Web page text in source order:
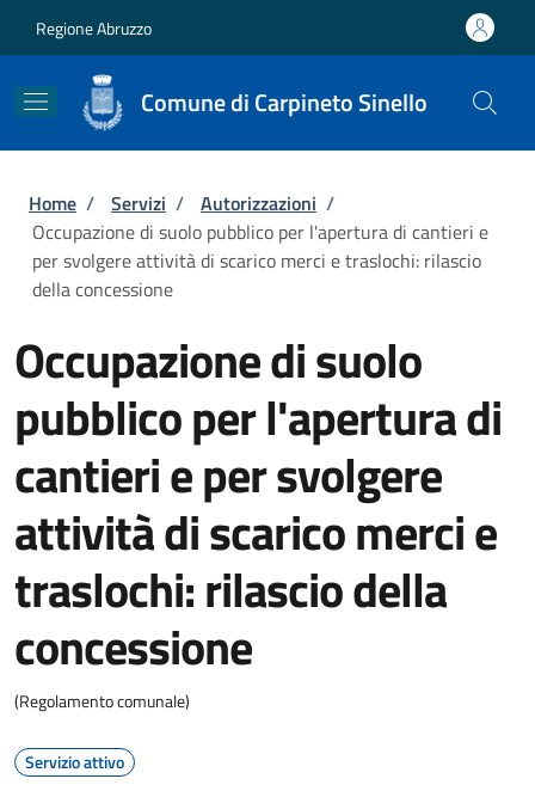
Regione Abruzzo
Comune di Carpineto Sinello
Briciole di pane
Home / Servizi / Autorizzazioni /
Occupazione di suolo pubblico per l'apertura di cantieri e
per svolgere attività di scarico merci e traslochi: rilascio
della concessione
Occupazione di suolo
pubblico per l'apertura di
cantieri e per svolgere
attività di scarico merci e
traslochi: rilascio della
concessione
(Regolamento comunale)
Servizio attivo